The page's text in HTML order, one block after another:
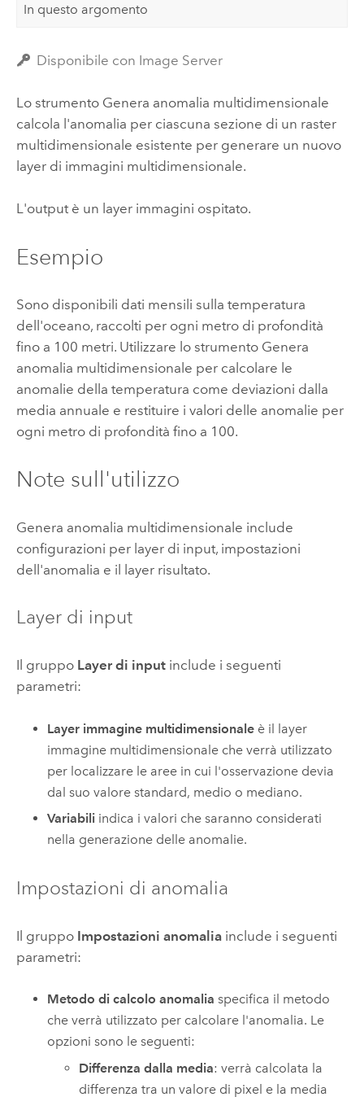
In questo argomento
Disponibile con Image Server
Lo strumento Genera anomalia multidimensionale
calcola l'anomalia per ciascuna sezione di un raster
multidimensionale esistente per generare un nuovo
layer di immagini multidimensionale.
L'output è un layer immagini ospitato.
Esempio
Sono disponibili dati mensili sulla temperatura
dell'oceano, raccolti per ogni metro di profondità
fino a 100 metri. Utilizzare lo strumento Genera
anomalia multidimensionale per calcolare le
anomalie della temperatura come deviazioni dalla
media annuale e restituire i valori delle anomalie per
ogni metro di profondità fino a 100.
Note sull'utilizzo
Genera anomalia multidimensionale include
configurazioni per layer di input, impostazioni
dell'anomalia e il layer risultato.
Layer di input
Il gruppo Layer di inputinclude i seguenti
parametri:
Layer immagine multidimensionale è il layer
immagine multidimensionale che verrà utilizzato
per localizzare le aree in cui l'osservazione devia
dal suo valore standard, medio o mediano.
Variabili indica i valori che saranno considerati
nella generazione delle anomalie.
Impostazioni di anomalia
Il gruppo Impostazioni anomaliainclude i seguenti
parametri:
Metodo di calcolo anomalia specifica il metodo
che verrà utilizzato per calcolare l'anomalia. Le
opzioni sono le seguenti:
Differenza dalla media: verrà calcolata la
differenza tra un valore di pixel e la media